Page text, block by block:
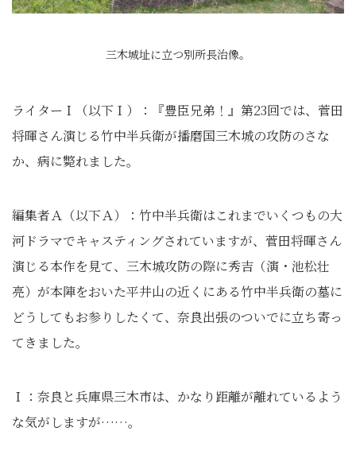
三木城址に立つ別所長治像。
ライターＩ（以下Ｉ）：『豊臣兄弟！』第23回では、菅田
将暉さん演じる竹中半兵衛が播磨国三木城の攻防のさな
か、病に斃れました。
編集者Ａ（以下Ａ）：竹中半兵衛はこれまでいくつもの大
河ドラマでキャスティングされていますが、菅田将暉さん
演じる本作を見て、三木城攻防の際に秀吉（演・池松壮
亮）が本陣をおいた平井山の近くにある竹中半兵衛の墓に
どうしてもお参りしたくて、奈良出張のついでに立ち寄っ
てきました。
Ｉ：奈良と兵庫県三木市は、かなり距離が離れているよう
な気がしますが……。